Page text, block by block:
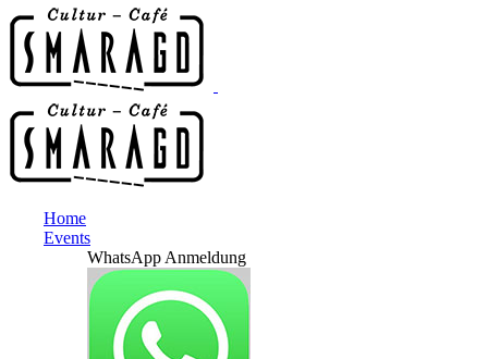
Home
Events
WhatsApp Anmeldung